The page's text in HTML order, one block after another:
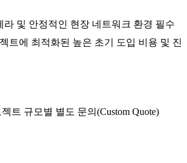
라 및 안정적인 현장 네트워크 환경 필수
트에 최적화된 높은 초기 도입 비용 및 진
젝트 규모별 별도 문의(Custom Quote)